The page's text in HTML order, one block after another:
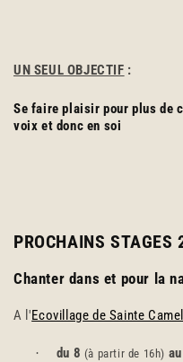
UN SEUL OBJECTIF :
Se faire plaisir pour plus de
voix et donc en soi
PROCHAINS STAGES
Chanter dans et pour la
A l'Ecovillage de Sainte
· du 8 (à partir de 16h)